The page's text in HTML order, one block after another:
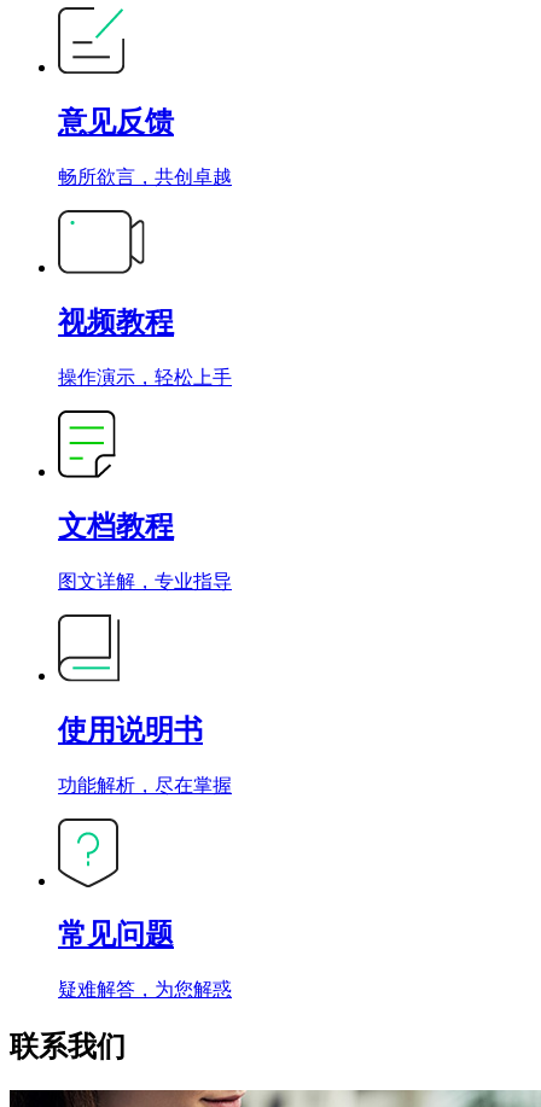
意见反馈
畅所欲言，共创卓越
视频教程
操作演示，轻松上手
文档教程
图文详解，专业指导
使用说明书
功能解析，尽在掌握
常见问题
疑难解答，为您解惑
联系我们